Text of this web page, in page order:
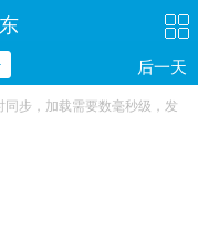
后一天
同步，加载需要数毫秒级，发